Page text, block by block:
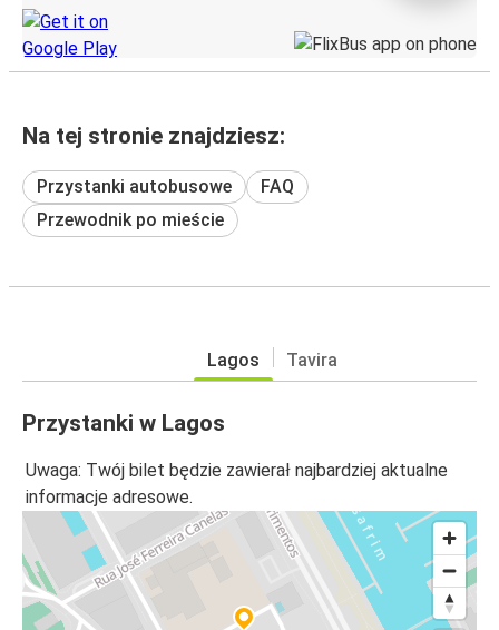
Na tej stronie znajdziesz:
Przystanki autobusowe
FAQ
Przewodnik po mieście
Lagos Tavira
Przystanki w Lagos
Uwaga: Twój bilet będzie zawierał najbardziej aktualne
informacje adresowe.